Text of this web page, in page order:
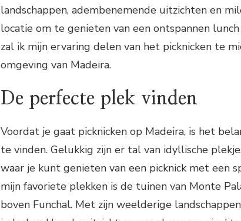
landschappen, adembenemende uitzichten en
locatie om te genieten van een ontspannen
zal ik mijn ervaring delen van het picknicken te
omgeving van Madeira.
De perfecte plek vinden
Voordat je gaat picknicken op Madeira, is het
te vinden. Gelukkig zijn er tal van idyllische
waar je kunt genieten van een picknick met een
mijn favoriete plekken is de tuinen van Monte
boven Funchal. Met zijn weelderige